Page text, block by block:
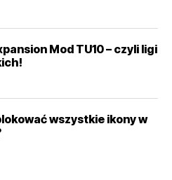
Mod TU10 – czyli ligi
wszystkie ikony w